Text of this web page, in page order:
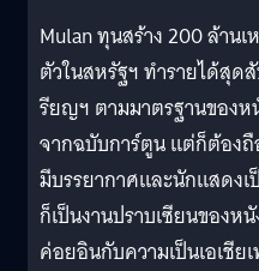
Mulan ทุนสร้าง 200 ล้าน
ตัวในสหรัฐฯ ทำรายได้สุด
รียญฯ ตามมาตรฐานของห
จากฉบับการ์ตูน แต่ก็ต้อง
มีบรรยากาศและนักแสดง
ก็เป็นงานปราบเซียนของห
ค่อยอินกับความเป็นเอเชีย